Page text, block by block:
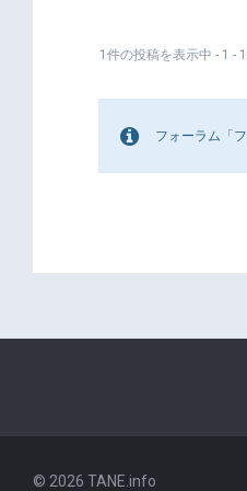
1件の投稿を表示中 - 1 -
フォーラム「
© 2026 TANE.info